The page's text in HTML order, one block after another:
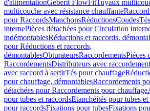
d'alimentationGeberit FlowFitTuyaux
multicouche avec résistance chauffante
pour RaccordsManchonsRéductionsCoudesTés
internePièces détachées pour Circulation
indémontablesRéductions et raccords,
pour Réductions et raccords,
démontablesObturateursRaccordementsPièces
RaccordementsDistributeurs avec
avec raccord à sertirTés pour chauffage
pour chauffage, démontablesRaccordements
détachées pour Raccordements pour chauffage
pour tubes et raccordsEtanchéités pour tubes et
pour raccordsFixations pour tubesFixations